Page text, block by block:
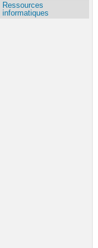
Ressources
informatiques